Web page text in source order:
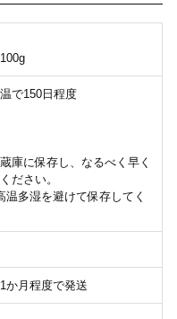
で150日程度
庫に保存し、なるべく早く
ださい。
多湿を避けて保存してく
か月程度で発送